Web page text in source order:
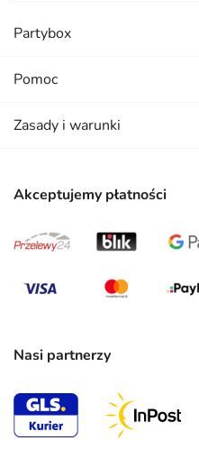
Akceptujemy płatności
Nasi partnerzy
Partybox
Pomoc
Zasady i warunki